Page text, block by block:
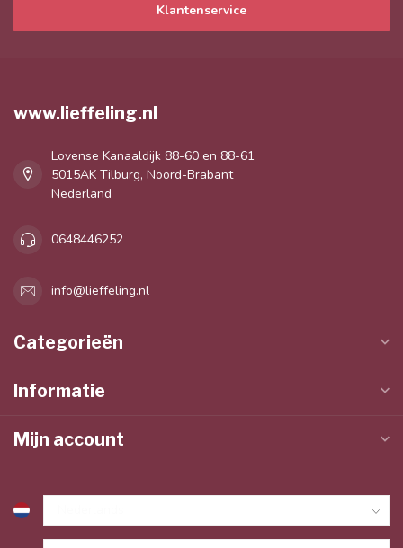
Klantenservice
www.lieffeling.nl
Lovense Kanaaldijk 88-60 en 88-61
5015AK Tilburg, Noord-Brabant
Nederland
0648446252
info@lieffeling.nl
Categorieën
Informatie
Mijn account